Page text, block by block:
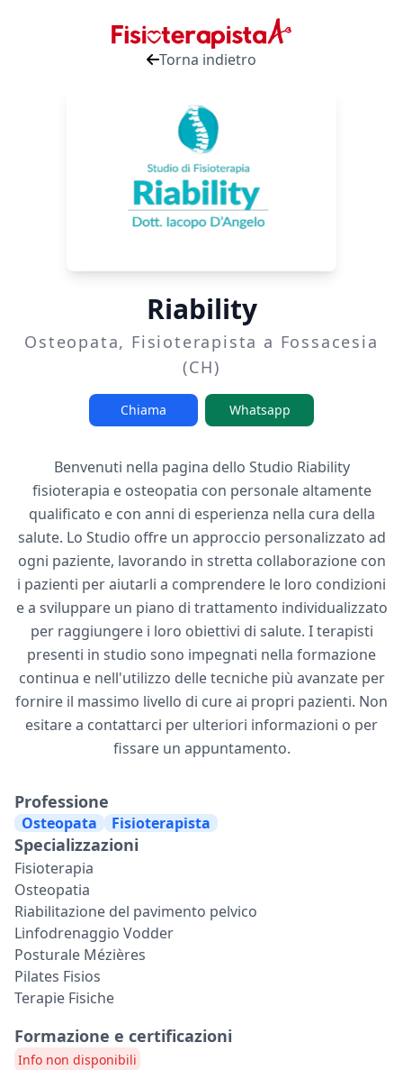
Torna indietro
Riability
Osteopata, Fisioterapista a Fossacesia
(CH)
Chiama Whatsapp
Benvenuti nella pagina dello Studio Riability
fisioterapia e osteopatia con personale altamente
qualificato e con anni di esperienza nella cura della
salute. Lo Studio offre un approccio personalizzato ad
ogni paziente, lavorando in stretta collaborazione con
i pazienti per aiutarli a comprendere le loro condizioni
e a sviluppare un piano di trattamento individualizzato
per raggiungere i loro obiettivi di salute. I terapisti
presenti in studio sono impegnati nella formazione
continua e nell'utilizzo delle tecniche più avanzate per
fornire il massimo livello di cure ai propri pazienti. Non
esitare a contattarci per ulteriori informazioni o per
fissare un appuntamento.
Professione
Osteopata Fisioterapista
Specializzazioni
Fisioterapia
Osteopatia
Riabilitazione del pavimento pelvico
Linfodrenaggio Vodder
Posturale Mézières
Pilates Fisios
Terapie Fisiche
Formazione e certificazioni
Info non disponibili